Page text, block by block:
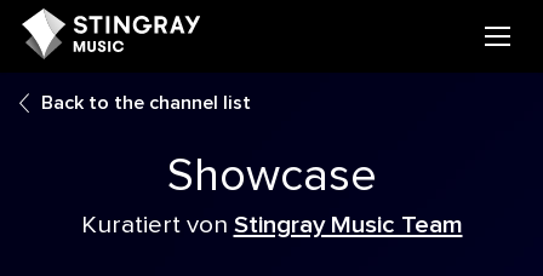
Back to the channel list
Showcase
Kuratiert von Stingray Music Team